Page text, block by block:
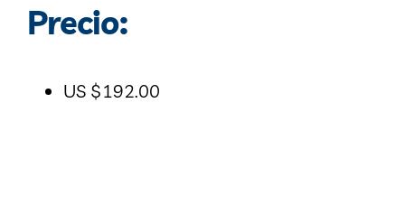
Precio:
US $192.00